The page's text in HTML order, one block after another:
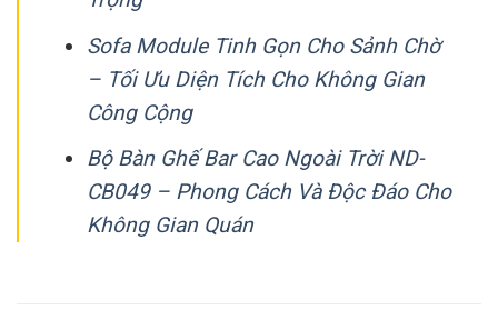
Sofa Module Tinh Gọn Cho Sảnh Chờ
– Tối Ưu Diện Tích Cho Không Gian
Công Cộng
Bộ Bàn Ghế Bar Cao Ngoài Trời ND-
CB049 – Phong Cách Và Độc Đáo Cho
Không Gian Quán